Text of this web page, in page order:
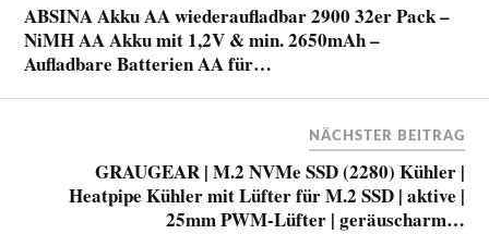
ABSINA Akku AA wiederaufladbar 2900 32er Pack –
NiMH AA Akku mit 1,2V & min. 2650mAh –
Aufladbare Batterien AA für…
NÄCHSTER BEITRAG
GRAUGEAR | M.2 NVMe SSD (2280) Kühler |
Heatpipe Kühler mit Lüfter für M.2 SSD | aktive |
25mm PWM-Lüfter | geräuscharm…